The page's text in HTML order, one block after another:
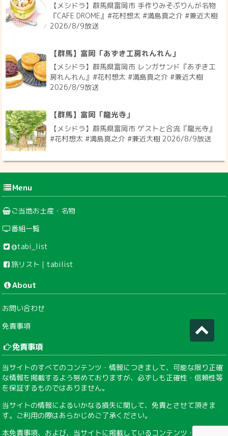
【メシドラ】群馬県富岡市 手作りみそぷりんが名物
『CAFE DROME』#花村想太 #満島真之介 #兼近大樹
2026/8/9放送
【群馬】富岡「あずき工房れんれん」
【メシドラ】群馬県富岡市 レンガサンド『あずき工
房れんれん』#花村想太 #満島真之介 #兼近大樹
2026/8/9放送
【群馬】富岡「龍光寺」
【メシドラ】群馬県富岡市 ゲストと合流『龍光寺』
#花村想太 #満島真之介 #兼近大樹 2026/8/9放送
Menu
ご当地お土産・名物
番組一覧
@tabi_list
旅リスト｜tabilist
About
お問い合わせ
免責事項
免責事項
当サイトのすべてのコンテンツ・情報につきまして、可能な限り正確
な情報を掲載するよう努めておりますが、必ずしも正確性・信頼性等
を保証するものではありません。
当サイトの情報によるいかなる損失に関して、免責とさせて頂きま
す。ご利用の際はあらかじめご了承ください。
本免責事項、および、当サイトに掲載しているコンテンツ・情報は、